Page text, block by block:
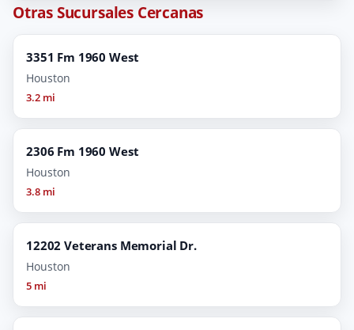
Otras Sucursales Cercanas
3351 Fm 1960 West
Houston
3.2 mi
2306 Fm 1960 West
Houston
3.8 mi
12202 Veterans Memorial Dr.
Houston
5 mi